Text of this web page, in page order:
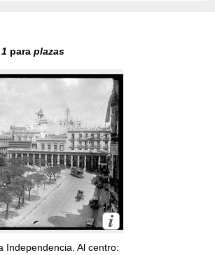
1 para plazas
Independencia. Al centro: